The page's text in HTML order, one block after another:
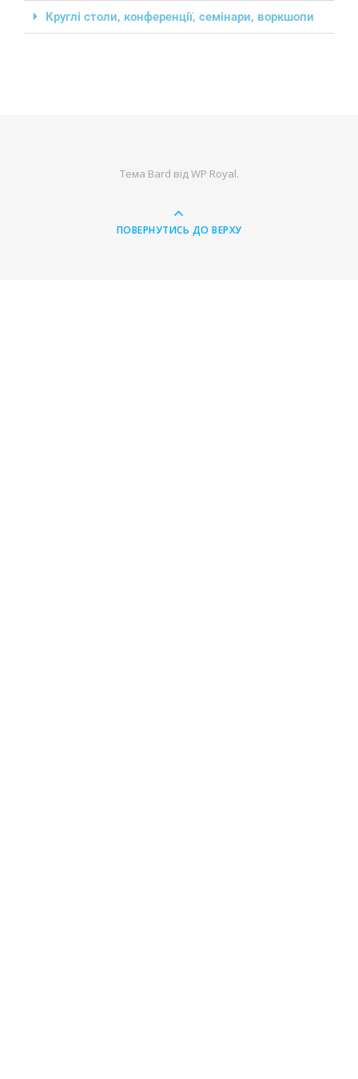
Круглі столи, конференції, семінари, воркшопи
Тема Bard відWP Royal.
ПОВЕРНУТИСЬ ДО ВЕРХУ